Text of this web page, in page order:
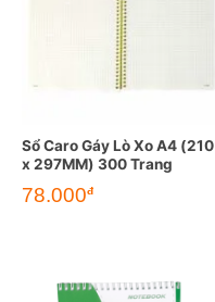
Sổ Caro Gáy Lò Xo A4 (210
x 297MM) 300 Trang
78.000đ